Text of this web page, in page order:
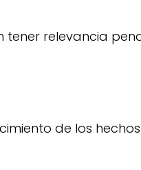
tener relevancia
de los hechos.